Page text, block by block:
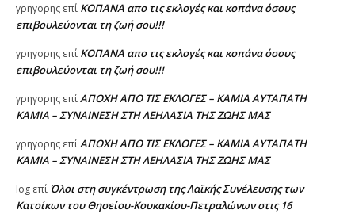
γρηγορης επί ΚΟΠΑΝΑ απο τις εκλογές και κοπάνα όσους
επιβουλεύονται τη ζωή σου!!!
γρηγορης επί ΚΟΠΑΝΑ απο τις εκλογές και κοπάνα όσους
επιβουλεύονται τη ζωή σου!!!
γρηγορης επίΑΠΟΧΗ ΑΠΟ ΤΙΣ ΕΚΛΟΓΕΣ – ΚΑΜΙΑ ΑΥΤΑΠΑΤΗ
ΚΑΜΙΑ – ΣΥΝΑΙΝΕΣΗ ΣΤΗ ΛΕΗΛΑΣΙΑ ΤΗΣ ΖΩΗΣ ΜΑΣ
γρηγορης επίΑΠΟΧΗ ΑΠΟ ΤΙΣ ΕΚΛΟΓΕΣ – ΚΑΜΙΑ ΑΥΤΑΠΑΤΗ
ΚΑΜΙΑ – ΣΥΝΑΙΝΕΣΗ ΣΤΗ ΛΕΗΛΑΣΙΑ ΤΗΣ ΖΩΗΣ ΜΑΣ
log επί Όλοι στη συγκέντρωση της Λαϊκής Συνέλευσης των
Κατοίκων του Θησείου-Κουκακίου-Πετραλώνων στις 16